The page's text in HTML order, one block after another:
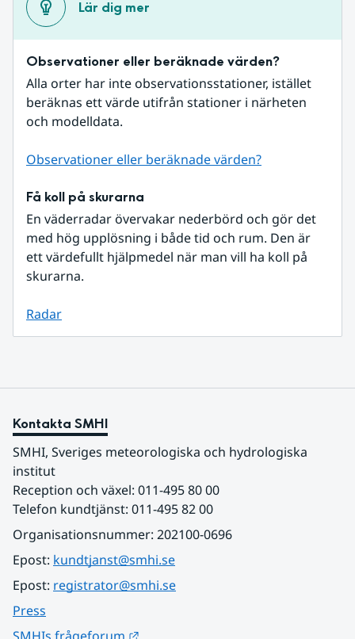
Lär dig mer
Observationer eller beräknade värden?
Alla orter har inte observationsstationer, istället
beräknas ett värde utifrån stationer i närheten
och modelldata.
Observationer eller beräknade värden?
Få koll på skurarna
En väderradar övervakar nederbörd och gör det
med hög upplösning i både tid och rum. Den är
ett värdefullt hjälpmedel när man vill ha koll på
skurarna.
Radar
Kontakta SMHI
SMHI, Sveriges meteorologiska och hydrologiska
institut
Reception och växel: 011-495 80 00
Telefon kundtjänst: 011-495 82 00
Organisationsnummer: 202100-0696
Epost: kundtjanst@smhi.se
Epost: registrator@smhi.se
Press